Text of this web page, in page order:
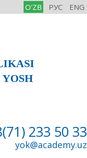
O'ZB РУС ENG
233 50 33
yok@academy.uz